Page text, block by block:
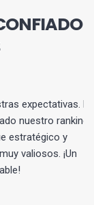
expectativas. La
nuestro ranking y
y
¡Un